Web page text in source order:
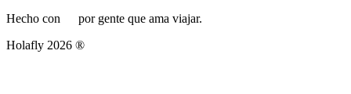
Hecho con
por gente que ama viajar.
Holafly 2026 ®